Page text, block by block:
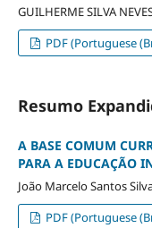
GUILHERME SILVA
PDF (Portuguese
Resumo
A BASE COMUM
PARA A EDUCAÇÃO
João Marcelo Santos
PDF (Portuguese